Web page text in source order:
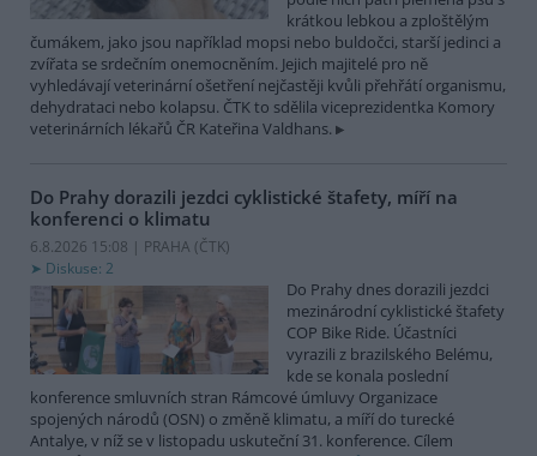
krátkou lebkou a zploštělým
čumákem, jako jsou například mopsi nebo buldočci, starší jedinci a
zvířata se srdečním onemocněním. Jejich majitelé pro ně
vyhledávají veterinární ošetření nejčastěji kvůli přehřátí organismu,
dehydrataci nebo kolapsu. ČTK to sdělila viceprezidentka Komory
veterinárních lékařů ČR Kateřina Valdhans.
Do Prahy dorazili jezdci cyklistické štafety, míří na
konferenci o klimatu
6.8.2026 15:08 | PRAHA (ČTK)
Diskuse: 2
Do Prahy dnes dorazili jezdci
mezinárodní cyklistické štafety
COP Bike Ride. Účastníci
vyrazili z brazilského Belému,
kde se konala poslední
konference smluvních stran Rámcové úmluvy Organizace
spojených národů (OSN) o změně klimatu, a míří do turecké
Antalye, v níž se v listopadu uskuteční 31. konference. Cílem